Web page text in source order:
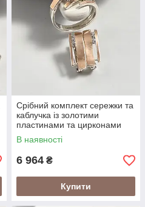
Срібний комплект сережки та
каблучка із золотими
пластинами та цирконами
В наявності
6 964 ₴
Купити